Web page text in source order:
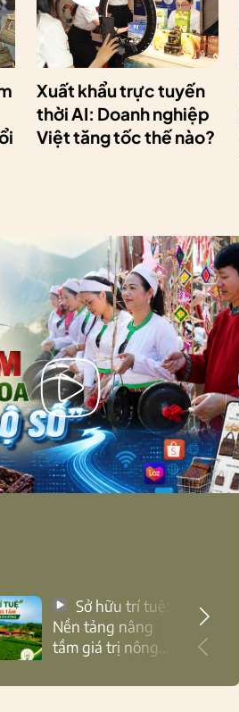
Xuất khẩu trực tuyến
thời AI: Doanh nghiệp
Việt tăng tốc thế nào?
Nền tảng nâng
tầm giá trị nông